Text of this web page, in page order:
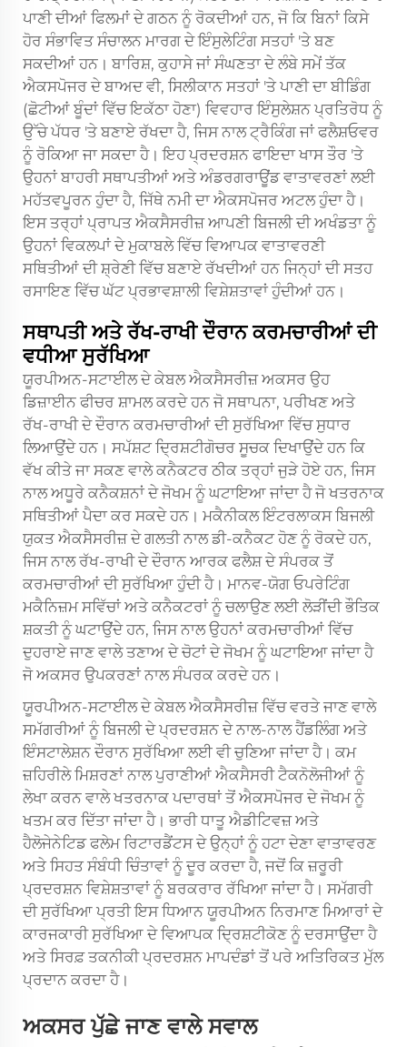
ਪਾਣੀ ਦੀਆਂ ਫਿਲਮਾਂ ਦੇ ਗਠਨ ਨੂੰ ਰੋਕਦੀਆਂ ਹਨ, ਜੋ ਕਿ ਬਿਨਾਂ ਕਿਸੇ
ਹੋਰ ਸੰਭਾਵਿਤ ਸੰਚਾਲਨ ਮਾਰਗ ਦੇ ਇੰਸੁਲੇਟਿੰਗ ਸਤਹਾਂ 'ਤੇ ਬਣ
ਸਕਦੀਆਂ ਹਨ। ਬਾਰਿਸ਼, ਕੁਹਾਸੇ ਜਾਂ ਸੰਘਣਤਾ ਦੇ ਲੰਬੇ ਸਮੇਂ ਤੱਕ
ਐਕਸਪੋਜਰ ਦੇ ਬਾਅਦ ਵੀ, ਸਿਲੀਕਾਨ ਸਤਹਾਂ 'ਤੇ ਪਾਣੀ ਦਾ ਬੀਡਿੰਗ
(ਛੋਟੀਆਂ ਬੂੰਦਾਂ ਵਿੱਚ ਇਕੱਠਾ ਹੋਣਾ) ਵਿਵਹਾਰ ਇੰਸੁਲੇਸ਼ਨ ਪ੍ਰਤਿਰੋਧ ਨੂੰ
ਉੱਚੇ ਪੱਧਰ 'ਤੇ ਬਣਾਏ ਰੱਖਦਾ ਹੈ, ਜਿਸ ਨਾਲ ਟ੍ਰੈਕਿੰਗ ਜਾਂ ਫਲੈਸ਼ਓਵਰ
ਨੂੰ ਰੋਕਿਆ ਜਾ ਸਕਦਾ ਹੈ। ਇਹ ਪ੍ਰਦਰਸ਼ਨ ਫਾਇਦਾ ਖਾਸ ਤੌਰ 'ਤੇ
ਉਹਨਾਂ ਬਾਹਰੀ ਸਥਾਪਤੀਆਂ ਅਤੇ ਅੰਡਰਗਰਾਊਂਡ ਵਾਤਾਵਰਣਾਂ ਲਈ
ਮਹੱਤਵਪੂਰਨ ਹੁੰਦਾ ਹੈ, ਜਿੱਥੇ ਨਮੀ ਦਾ ਐਕਸਪੋਜਰ ਅਟਲ ਹੁੰਦਾ ਹੈ।
ਇਸ ਤਰ੍ਹਾਂ ਪ੍ਰਾਪਤ ਐਕਸੈਸਰੀਜ਼ ਆਪਣੀ ਬਿਜਲੀ ਦੀ ਅਖੰਡਤਾ ਨੂੰ
ਉਹਨਾਂ ਵਿਕਲਪਾਂ ਦੇ ਮੁਕਾਬਲੇ ਵਿੱਚ ਵਿਆਪਕ ਵਾਤਾਵਰਣੀ
ਸਥਿਤੀਆਂ ਦੀ ਸ਼੍ਰੇਣੀ ਵਿੱਚ ਬਣਾਏ ਰੱਖਦੀਆਂ ਹਨ ਜਿਨ੍ਹਾਂ ਦੀ ਸਤਹ
ਰਸਾਇਣ ਵਿੱਚ ਘੱਟ ਪ੍ਰਭਾਵਸ਼ਾਲੀ ਵਿਸ਼ੇਸ਼ਤਾਵਾਂ ਹੁੰਦੀਆਂ ਹਨ।
ਸਥਾਪਤੀ ਅਤੇ ਰੱਖ-ਰਾਖੀ ਦੌਰਾਨ ਕਰਮਚਾਰੀਆਂ ਦੀ
ਵਧੀਆ ਸੁਰੱਖਿਆ
ਯੂਰਪੀਅਨ-ਸਟਾਈਲ ਦੇ ਕੇਬਲ ਐਕਸੈਸਰੀਜ਼ ਅਕਸਰ ਉਹ
ਡਿਜ਼ਾਈਨ ਫੀਚਰ ਸ਼ਾਮਲ ਕਰਦੇ ਹਨ ਜੋ ਸਥਾਪਨਾ, ਪਰੀਖਣ ਅਤੇ
ਰੱਖ-ਰਾਖੀ ਦੇ ਦੌਰਾਨ ਕਰਮਚਾਰੀਆਂ ਦੀ ਸੁਰੱਖਿਆ ਵਿੱਚ ਸੁਧਾਰ
ਲਿਆਉਂਦੇ ਹਨ। ਸਪੱਸ਼ਟ ਦ੍ਰਿਸ਼ਟੀਗੋਚਰ ਸੂਚਕ ਦਿਖਾਉਂਦੇ ਹਨ ਕਿ
ਵੱਖ ਕੀਤੇ ਜਾ ਸਕਣ ਵਾਲੇ ਕਨੈਕਟਰ ਠੀਕ ਤਰ੍ਹਾਂ ਜੁੜੇ ਹੋਏ ਹਨ, ਜਿਸ
ਨਾਲ ਅਧੂਰੇ ਕਨੈਕਸ਼ਨਾਂ ਦੇ ਜੋਖਮ ਨੂੰ ਘਟਾਇਆ ਜਾਂਦਾ ਹੈ ਜੋ ਖਤਰਨਾਕ
ਸਥਿਤੀਆਂ ਪੈਦਾ ਕਰ ਸਕਦੇ ਹਨ। ਮਕੈਨੀਕਲ ਇੰਟਰਲਾਕਸ ਬਿਜਲੀ
ਯੁਕਤ ਐਕਸੈਸਰੀਜ਼ ਦੇ ਗਲਤੀ ਨਾਲ ਡੀ-ਕਨੈਕਟ ਹੋਣ ਨੂੰ ਰੋਕਦੇ ਹਨ,
ਜਿਸ ਨਾਲ ਰੱਖ-ਰਾਖੀ ਦੇ ਦੌਰਾਨ ਆਰਕ ਫਲੈਸ਼ ਦੇ ਸੰਪਰਕ ਤੋਂ
ਕਰਮਚਾਰੀਆਂ ਦੀ ਸੁਰੱਖਿਆ ਹੁੰਦੀ ਹੈ। ਮਾਨਵ-ਯੋਗ ਓਪਰੇਟਿੰਗ
ਮਕੈਨਿਜ਼ਮ ਸਵਿੱਚਾਂ ਅਤੇ ਕਨੈਕਟਰਾਂ ਨੂੰ ਚਲਾਉਣ ਲਈ ਲੋੜੀਂਦੀ ਭੌਤਿਕ
ਸ਼ਕਤੀ ਨੂੰ ਘਟਾਉਂਦੇ ਹਨ, ਜਿਸ ਨਾਲ ਉਹਨਾਂ ਕਰਮਚਾਰੀਆਂ ਵਿੱਚ
ਦੁਹਰਾਏ ਜਾਣ ਵਾਲੇ ਤਣਾਅ ਦੇ ਚੋਟਾਂ ਦੇ ਜੋਖਮ ਨੂੰ ਘਟਾਇਆ ਜਾਂਦਾ ਹੈ
ਜੋ ਅਕਸਰ ਉਪਕਰਣਾਂ ਨਾਲ ਸੰਪਰਕ ਕਰਦੇ ਹਨ।
ਯੂਰਪੀਅਨ-ਸਟਾਈਲ ਦੇ ਕੇਬਲ ਐਕਸੈਸਰੀਜ਼ ਵਿੱਚ ਵਰਤੇ ਜਾਣ ਵਾਲੇ
ਸਮੱਗਰੀਆਂ ਨੂੰ ਬਿਜਲੀ ਦੇ ਪ੍ਰਦਰਸ਼ਨ ਦੇ ਨਾਲ-ਨਾਲ ਹੈਂਡਲਿੰਗ ਅਤੇ
ਇੰਸਟਾਲੇਸ਼ਨ ਦੌਰਾਨ ਸੁਰੱਖਿਆ ਲਈ ਵੀ ਚੁਣਿਆ ਜਾਂਦਾ ਹੈ। ਕਮ
ਜ਼ਹਿਰੀਲੇ ਮਿਸ਼ਰਣਾਂ ਨਾਲ ਪੁਰਾਣੀਆਂ ਐਕਸੈਸਰੀ ਟੈਕਨੋਲੋਜੀਆਂ ਨੂੰ
ਲੇਖਾ ਕਰਨ ਵਾਲੇ ਖਤਰਨਾਕ ਪਦਾਰਥਾਂ ਤੋਂ ਐਕਸਪੋਜਰ ਦੇ ਜੋਖਮ ਨੂੰ
ਖਤਮ ਕਰ ਦਿੱਤਾ ਜਾਂਦਾ ਹੈ। ਭਾਰੀ ਧਾਤੂ ਐਡੀਟਿਵਜ਼ ਅਤੇ
ਹੈਲੋਜੇਨੇਟਿਡ ਫਲੇਮ ਰਿਟਾਰਡੈਂਟਸ ਦੇ ਉਨ੍ਹਾਂ ਨੂੰ ਹਟਾ ਦੇਣਾ ਵਾਤਾਵਰਣ
ਅਤੇ ਸਿਹਤ ਸੰਬੰਧੀ ਚਿੰਤਾਵਾਂ ਨੂੰ ਦੂਰ ਕਰਦਾ ਹੈ, ਜਦੋਂ ਕਿ ਜ਼ਰੂਰੀ
ਪ੍ਰਦਰਸ਼ਨ ਵਿਸ਼ੇਸ਼ਤਾਵਾਂ ਨੂੰ ਬਰਕਰਾਰ ਰੱਖਿਆ ਜਾਂਦਾ ਹੈ। ਸਮੱਗਰੀ
ਦੀ ਸੁਰੱਖਿਆ ਪ੍ਰਤੀ ਇਸ ਧਿਆਨ ਯੂਰਪੀਅਨ ਨਿਰਮਾਣ ਮਿਆਰਾਂ ਦੇ
ਕਾਰਜਕਾਰੀ ਸੁਰੱਖਿਆ ਦੇ ਵਿਆਪਕ ਦ੍ਰਿਸ਼ਟੀਕੋਣ ਨੂੰ ਦਰਸਾਉਂਦਾ ਹੈ
ਅਤੇ ਸਿਰਫ਼ ਤਕਨੀਕੀ ਪ੍ਰਦਰਸ਼ਨ ਮਾਪਦੰਡਾਂ ਤੋਂ ਪਰੇ ਅਤਿਰਿਕਤ ਮੁੱਲ
ਪ੍ਰਦਾਨ ਕਰਦਾ ਹੈ।
ਅਕਸਰ ਪੁੱਛੇ ਜਾਣ ਵਾਲੇ ਸਵਾਲ